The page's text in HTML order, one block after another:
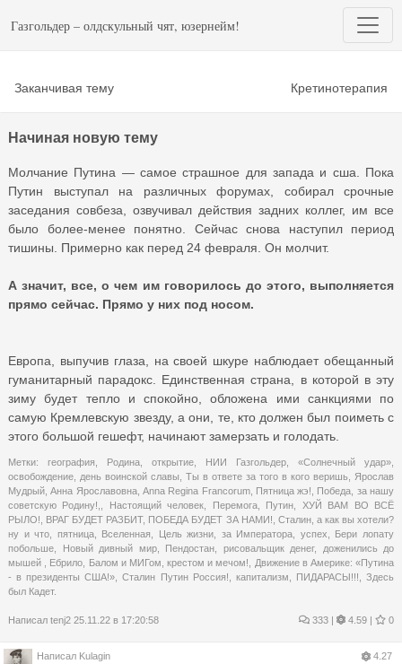
Газгольдер – олдскульный чят, юзернейм!
Заканчивая тему Кретинотерапия
Начиная новую тему
Молчание Путина — самое страшное для запада и сша. Пока
Путин выступал на различных форумах, собирал срочные
заседания совбеза, озвучивал действия задних коллег, им все
было более-менее понятно. Сейчас снова наступил период
тишины. Примерно как перед 24 февраля. Он молчит.
А значит, все, о чем им говорилось до этого, выполняется
прямо сейчас. Прямо у них под носом.
Европа, выпучив глаза, на своей шкуре наблюдает обещанный
гуманитарный парадокс. Единственная страна, в которой в эту
зиму будет тепло и спокойно, обложена ими санкциями по
самую Кремлевскую звезду, а они, те, кто должен был поиметь с
этого большой гешефт, начинают замерзать и голодать.
Метки: география Родина открытие НИИ Газгольдер «Солнечный удар»
освобождение
день воинской славы Ты в ответе за того в кого веришь
Ярослав
Мудрый ,Анна Ярославовна, Anna Regina Francorum, Пятница жэ! Победа за нашу
советскую Родину!,
Настоящий человек Перемога, Путин
ХУЙ ВАМ ВО ВСЁ
РЫЛО!
ВРАГ БУДЕТ РАЗБИТ, ПОБЕДА БУДЕТ ЗА НАМИ! Сталин, а как вы хотели?
ну и что
пятница, Вселенная Цель жизни за Императора успех
Бери лопату
побольше
Новый дивный мир, Пендостан рисовальщик денег,
доженились до
мышей
Ебрило Балом и МИГом ,крестом и мечом!
Движение в Америке: «Путина
- в президенты США!» ,Сталин Путин Россия! капитализм ПИДАРАСЫ!!! ,Здесь
был Кадет.
Написал tenj2 25.11.22 в 17:20:58 333 | 4.59 | 0
Написал Kulagin
4.27